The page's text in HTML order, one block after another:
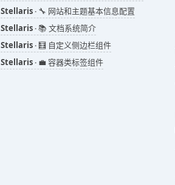
Stellaris 🔧 网站和主题基本信息配置
Stellaris 📚 文档系统简介
Stellaris 🧮 自定义侧边栏组件
Stellaris 💼 容器类标签组件